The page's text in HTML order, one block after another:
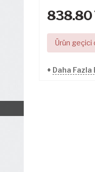
838.80
Ürün geçici
+ Daha Fazla